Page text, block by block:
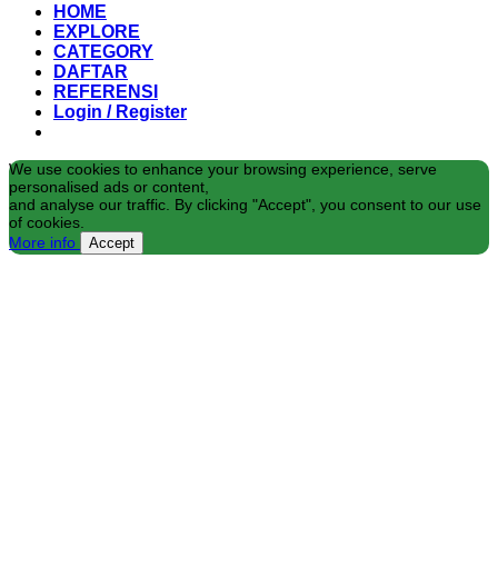
HOME
EXPLORE
CATEGORY
DAFTAR
REFERENSI
Login / Register
We use cookies to enhance your browsing experience, serve
personalised ads or content,
and analyse our traffic. By clicking "Accept", you consent to our use
of cookies.
More info
Accept